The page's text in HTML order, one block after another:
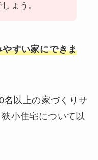
ょう。
すい家にできま
名以上の家づくりサ
小住宅について以